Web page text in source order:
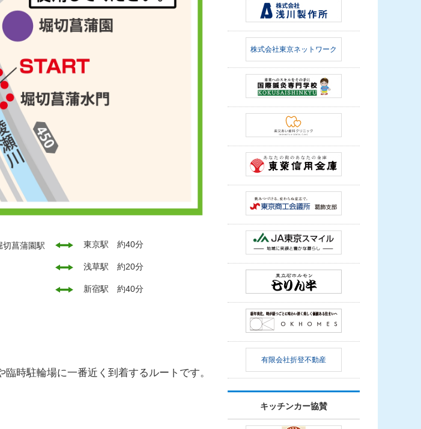
切菖蒲園駅 東京駅 約40分
浅草駅 約20分
新宿駅 約40分
時駐輪場に一番近く到着するルートです。
株式会社東京ネットワーク
有限会社折登不動産
キッチンカー協賛